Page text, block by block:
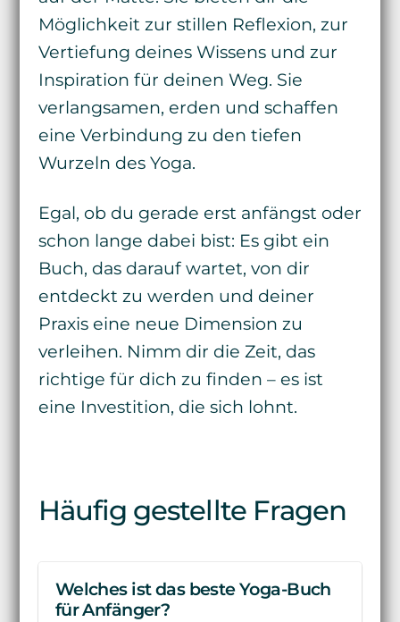
Möglichkeit zur stillen Reflexion, zur
Vertiefung deines Wissens und zur
Inspiration für deinen Weg. Sie
verlangsamen, erden und schaffen
eine Verbindung zu den tiefen
Wurzeln des Yoga.
Egal, ob du gerade erst anfängst oder
schon lange dabei bist: Es gibt ein
Buch, das darauf wartet, von dir
entdeckt zu werden und deiner
Praxis eine neue Dimension zu
verleihen. Nimm dir die Zeit, das
richtige für dich zu finden – es ist
eine Investition, die sich lohnt.
Häufig gestellte Fragen
Welches ist das beste Yoga-Buch
für Anfänger?